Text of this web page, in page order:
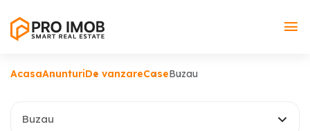
AcasaAnunturiDe vanzareCaseBuzau
Buzau